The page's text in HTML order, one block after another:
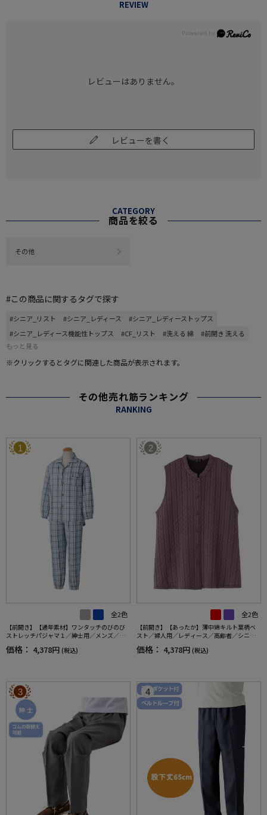
REVIEW
レビューはありません。
レビューを書く
CATEGORY
商品を絞る
その他
#この商品に関するタグで探す
#シニア_リスト #シニア_レディース
#シニア_レディーストップス
#シニア_レディース機能性トップス
#CF_リスト #洗える 綿
#前開き 洗える
もっと見る
※クリックするとタグに関連した商品が表示されます。
その他売れ筋ランキング
RANKING
1
全2色
【前開き】【通年素材】ワンタッチのびのび
ストレッチパジャマ１／紳士用／メンズ／高
齢者／シニア／名前記入欄付／後ろ長め／ギ
フト／プレゼント【CF】
価格： 4,378円 (税込)
2
全2色
【前開き】【あったか】薄中綿キルト葉柄ベ
スト／婦人用／レディース／高齢者／シニア
／秋冬／洗濯OK／自宅で洗える／名前記入欄
付／両脇ポケット／お出かけ／ギフト【CF】
価格： 4,378円 (税込)
3 4